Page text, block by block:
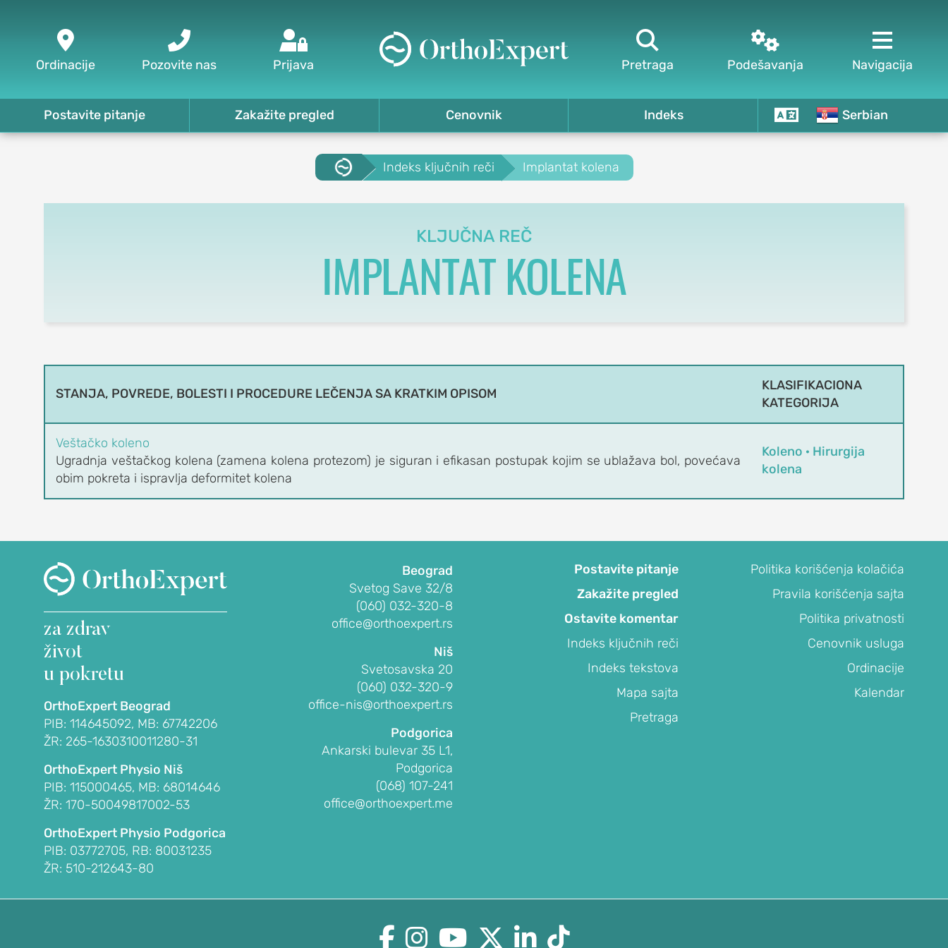

Ordinacije

Pozovite nas

Prijava

Pretraga

Podešavanja

Navigacija
Postavite pitanje Zakažite pregled Cenovnik Indeks Serbian
burzitis)
kapsulitis)
OrthoExpert
(060) 032-320-8
office@orthoexpert.rs
Svetog Save 32/8,
Beograd, Srbija
(060) 032-320-9
nis@orthoexpert.rs
Svetosavska 20, Niš,
Srbija
OrthoExpert
Podgorica
(068) 107-241
office@orthoexpert.me
Ankarski bulevar 35 L1,
Podgorica, Crna Gora
. Indeks ključnih reči Implantat kolena
KLJUČNA REČ
IMPLANTAT KOLENA
STANJA, POVREDE, BOLESTI I PROCEDURE LEČENJA SA KRATKIM OPISOM
KLASIFIKACIONA
KATEGORIJA
Veštačko koleno
Ugradnja veštačkog kolena (zamena kolena protezom) je siguran i efikasan postupak kojim se ublažava bol, povećava
obim pokreta i ispravlja deformitet kolena
Koleno · Hirurgija
kolena
za zdrav
život
u pokretu
OrthoExpert Beograd
PIB: 114645092, MB: 67742206
ŽR: 265-1630310011280-31
OrthoExpert Physio Niš
PIB: 115000465, MB: 68014646
ŽR: 170-50049817002-53
OrthoExpert Physio Podgorica
PIB: 03772705, RB: 80031235
ŽR: 510-212643-80
Beograd
Svetog Save 32/8
(060) 032-320-8
office@orthoexpert.rs
Niš
Svetosavska 20
(060) 032-320-9
office-nis@orthoexpert.rs
Podgorica
Ankarski bulevar 35 L1,
Podgorica
(068) 107-241
office@orthoexpert.me
Postavite pitanje
Zakažite pregled
Ostavite komentar
Indeks ključnih reči
Indeks tekstova
Mapa sajta
Pretraga
Politika korišćenja kolačića
Pravila korišćenja sajta
Politika privatnosti
Cenovnik usluga
Ordinacije
Kalendar
     